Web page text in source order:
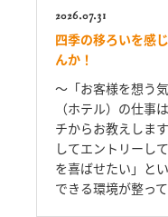
2026.07.31
四季の移ろいを感
んか！
～「お客様を想う
（ホテル）の仕事
チからお教えしま
してエントリーし
を喜ばせたい」と
できる環境が整っ